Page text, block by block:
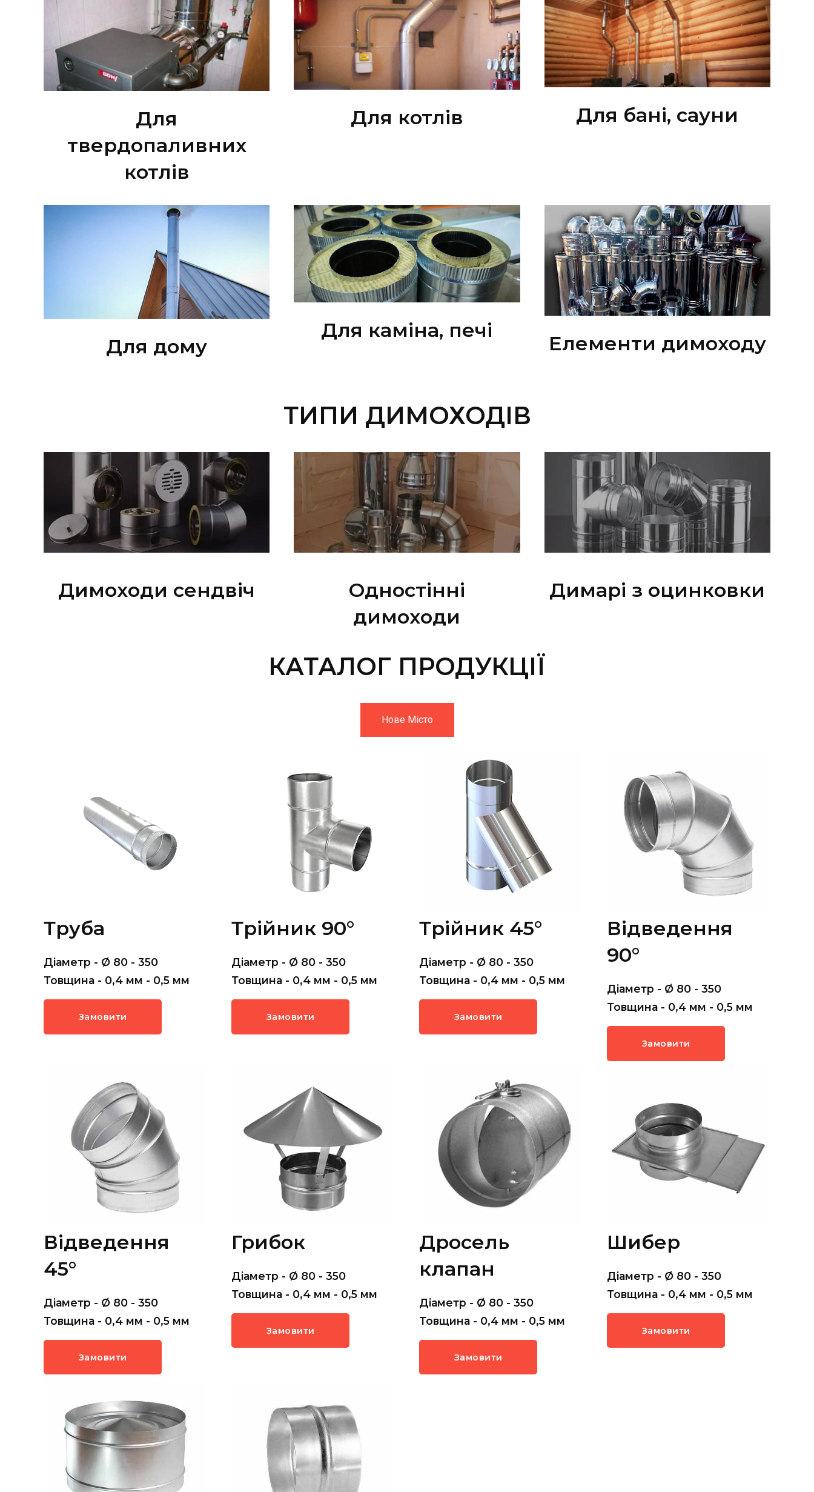
Для
твердопаливних
котлів
Для котлів Для бані, сауни
Для дому
Для каміна, печі
Елементи димоходу
ТИПИ ДИМОХОДІВ
Димоходи сендвіч
Одностінні
димоходи
Димарі з оцинковки
КАТАЛОГ ПРОДУКЦІЇ
Нове Місто
Труба
Діаметр - Ø 80 - 350
Товщина - 0,4 мм - 0,5 мм
Замовити
Трійник 90°
Діаметр - Ø 80 - 350
Товщина - 0,4 мм - 0,5 мм
Замовити
Трійник 45°
Діаметр - Ø 80 - 350
Товщина - 0,4 мм - 0,5 мм
Замовити
Відведення
90°
Діаметр - Ø 80 - 350
Товщина - 0,4 мм - 0,5 мм
Замовити
Відведення
45°
Діаметр - Ø 80 - 350
Товщина - 0,4 мм - 0,5 мм
Замовити
Грибок
Діаметр - Ø 80 - 350
Товщина - 0,4 мм - 0,5 мм
Замовити
Дросель
клапан
Діаметр - Ø 80 - 350
Товщина - 0,4 мм - 0,5 мм
Замовити
Шибер
Діаметр - Ø 80 - 350
Товщина - 0,4 мм - 0,5 мм
Замовити